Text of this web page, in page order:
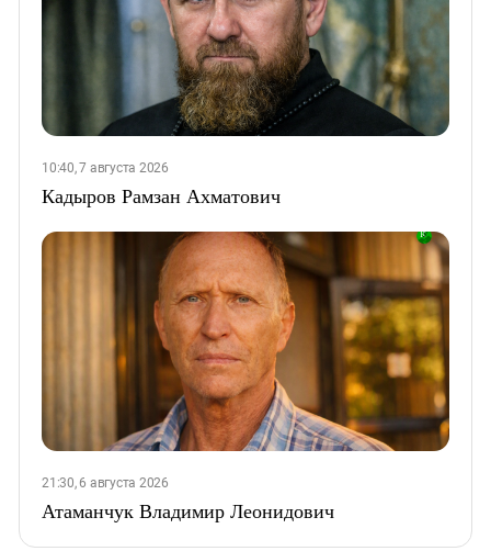
10:40, 7 августа 2026
Кадыров Рамзан Ахматович
21:30, 6 августа 2026
Атаманчук Владимир Леонидович